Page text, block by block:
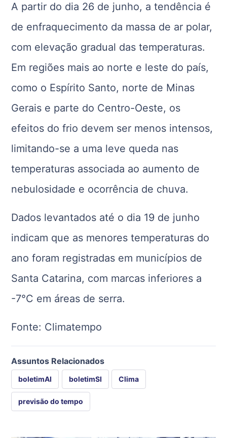
A partir do dia 26 de junho, a tendência é
de enfraquecimento da massa de ar polar,
com elevação gradual das temperaturas.
Em regiões mais ao norte e leste do país,
como o Espírito Santo, norte de Minas
Gerais e parte do Centro-Oeste, os
efeitos do frio devem ser menos intensos,
limitando-se a uma leve queda nas
temperaturas associada ao aumento de
nebulosidade e ocorrência de chuva.
Dados levantados até o dia 19 de junho
indicam que as menores temperaturas do
ano foram registradas em municípios de
Santa Catarina, com marcas inferiores a
-7°C em áreas de serra.
Fonte: Climatempo
Assuntos Relacionados
boletimAI boletimSI Clima
previsão do tempo